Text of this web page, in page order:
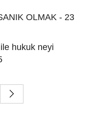
OLMAK - 23
hukuk neyi